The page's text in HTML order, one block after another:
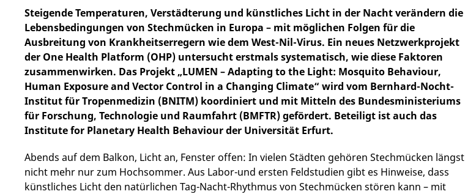
Steigende Temperaturen, Verstädterung und künstliches Licht in der Nacht verändern die
Lebensbedingungen von Stechmücken in Europa – mit möglichen Folgen für die
Ausbreitung von Krankheitserregern wie dem West-Nil-Virus. Ein neues Netzwerkprojekt
der One Health Platform (OHP) untersucht erstmals systematisch, wie diese Faktoren
zusammenwirken. Das Projekt „LUMEN – Adapting to the Light: Mosquito Behaviour,
Human Exposure and Vector Control in a Changing Climate“ wird vom Bernhard-Nocht-
Institut für Tropenmedizin (BNITM) koordiniert und mit Mitteln des Bundesministeriums
für Forschung, Technologie und Raumfahrt (BMFTR) gefördert. Beteiligt ist auch das
Institute for Planetary Health Behaviour der Universität Erfurt.
Abends auf dem Balkon, Licht an, Fenster offen: In vielen Städten gehören Stechmücken längst
nicht mehr nur zum Hochsommer. Aus Labor-und ersten Feldstudien gibt es Hinweise, dass
künstliches Licht den natürlichen Tag-Nacht-Rhythmus von Stechmücken stören kann – mit